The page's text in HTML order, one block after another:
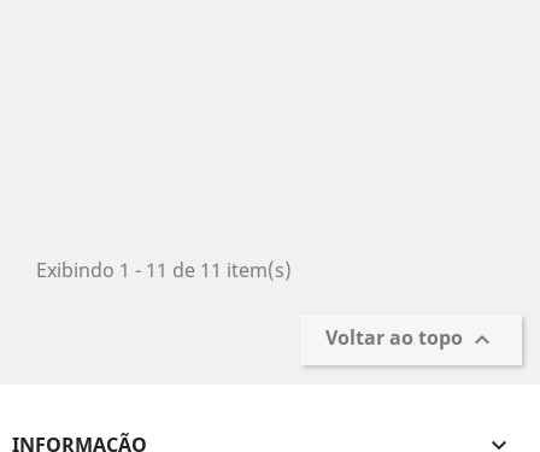
Exibindo 1 - 11 de 11 item(s)
Voltar ao topo 
INFORMAÇÃO 